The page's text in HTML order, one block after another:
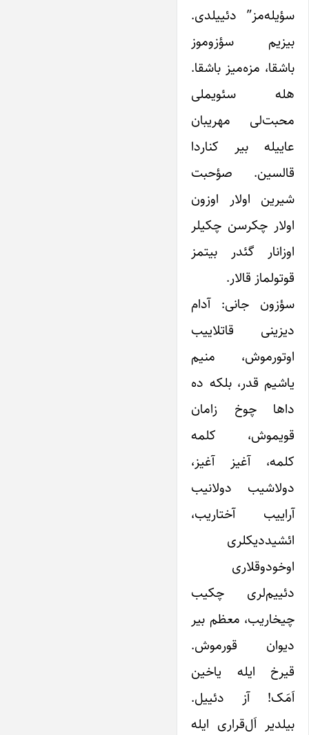
سؤیله‌مز” دئییلدی.
بیزیم سؤزوموز
باشقا، مزه‌میز باشقا.
هله سئویملی
محبت‌لی مهریبان
عاییله بیر کناردا
قالسین. صؤحبت
شیرین اولار اوزون
اولار چکرسن چکیلر
اوزانار گئدر بیتمز
قوتولماز قالار.
سؤزون جانی: آدام
دیزینی قاتلاییب
اوتورموش، منیم
یاشیم قدر، بلکه ده
داها چوخ زامان
قویموش، کلمه
کلمه، آغیز آغیز،
دولاشیب دولانیب
آراییب آختاریب،
ائشیددیکلری
اوخودوقلاری
دئییم‌لری چکیب
چیخاریب، معظم بیر
دیوان قورموش.
قیرخ ایله یاخین
اَمَک! آز دئییل.
بیلدیر اَل‌قراری ایله